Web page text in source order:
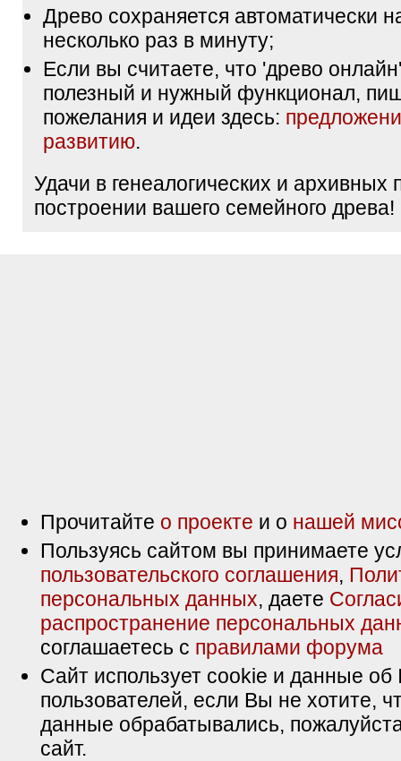
Древо сохраняется автоматически
несколько раз в минуту;
Если вы считаете, что 'древо
полезный и нужный функционал,
пожелания и идеи здесь:
развитию.
Удачи в генеалогических и архивных
построении вашего семейного древа!
Прочитайте о проекте и о нашей
Пользуясь сайтом вы принимаете
пользовательского соглашения,
персональных данных, даете
распространение персональных
соглашаетесь с правилами форума
Сайт использует cookie и данные об
пользователей, если Вы не хотите,
данные обрабатывались,
сайт.